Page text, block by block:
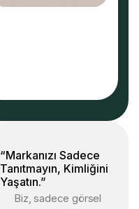
Biz, sadece görsel
“Markanızı Sadece
Tanıtmayın, Kimliğini
Yaşatın.”